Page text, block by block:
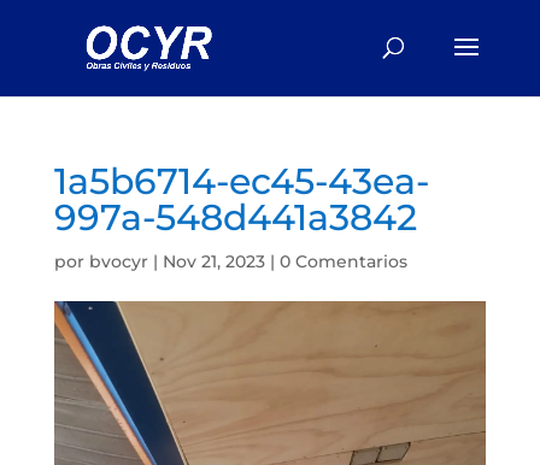
1a5b6714-ec45-43ea-
997a-548d441a3842
por bvocyr| Nov 21, 2023| 0 Comentarios